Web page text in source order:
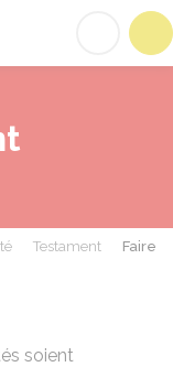
Testament
Faire
soient